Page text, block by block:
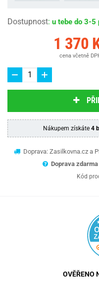
Dostupnost: u tebe do 3-5
1 370
cena včetně
Nákupem získáte 4
Doprava: Zasilkovna.cz a
Doprava
Kód
OVĚŘENO